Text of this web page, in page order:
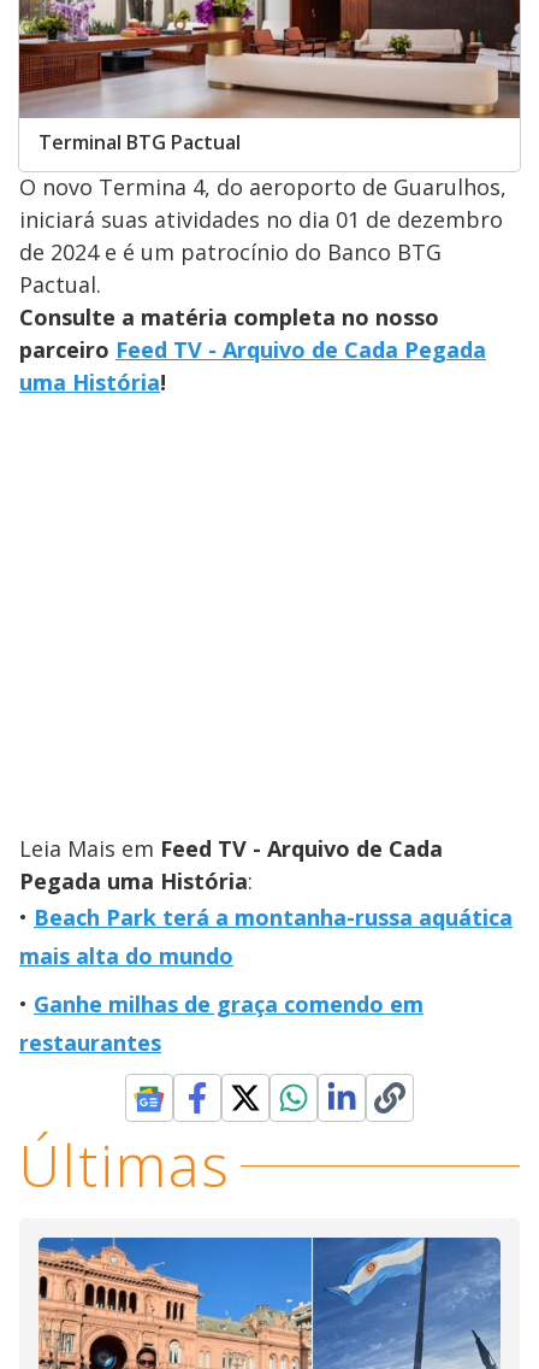
Terminal BTG Pactual
O novo Termina 4, do aeroporto de Guarulhos,
iniciará suas atividades no dia 01 de dezembro
de 2024 e é um patrocínio do Banco BTG
Pactual.
Consulte a matéria completa no nosso
parceiro Feed TV - Arquivo de Cada Pegada
uma História!
Leia Mais em Feed TV - Arquivo de Cada
Pegada uma História:
Beach Park terá a montanha-russa aquática
mais alta do mundo
Ganhe milhas de graça comendo em
restaurantes
Últimas